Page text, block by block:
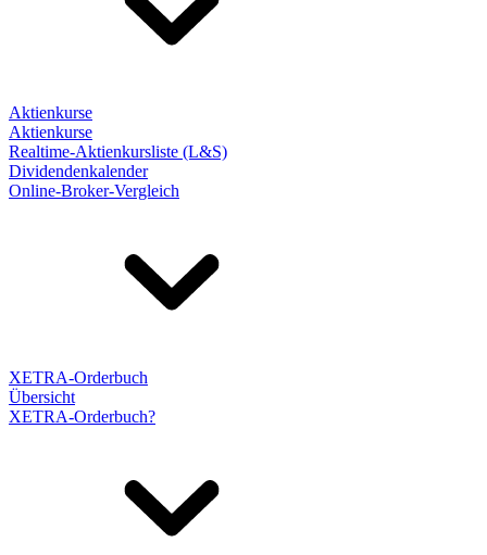
Aktienkurse
Aktienkurse
Realtime-Aktienkursliste (L&S)
Dividendenkalender
Online-Broker-Vergleich
XETRA-Orderbuch
Übersicht
XETRA-Orderbuch?